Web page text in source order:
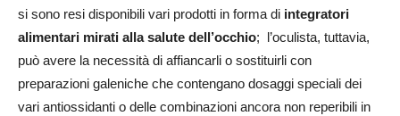
si sono resi disponibili vari prodotti in forma di integratori
alimentari mirati alla salute dell’occhio; l’oculista, tuttavia,
può avere la necessità di affiancarli o sostituirli con
preparazioni galeniche che contengano dosaggi speciali dei
vari antiossidanti o delle combinazioni ancora non reperibili in